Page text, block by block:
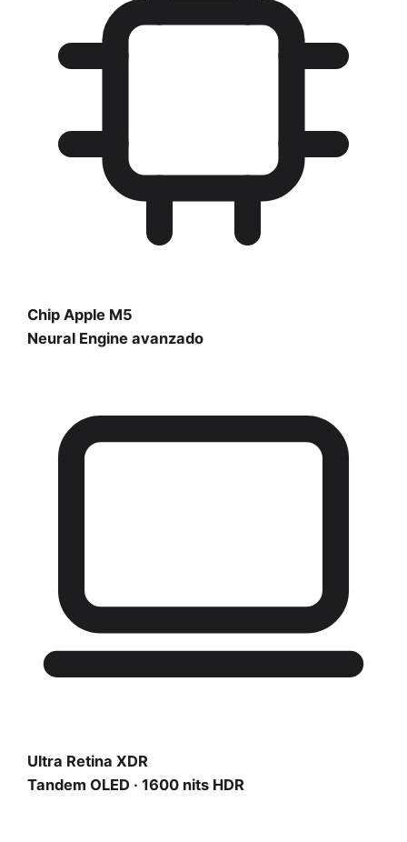
Chip Apple M5
Neural Engine avanzado
Ultra Retina XDR
Tandem OLED · 1600 nits HDR